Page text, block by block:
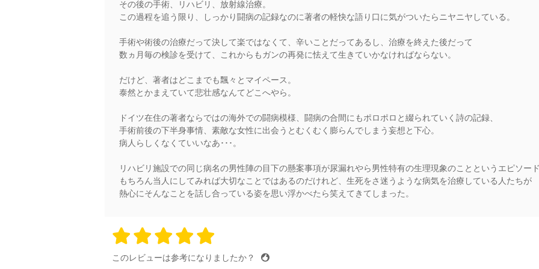
その後の手術、リハビリ、放射線治療。
この過程を追う限り、しっかり闘病の記録なのに著者の軽快な語り口に気がついたらニヤニヤしている。
手術や術後の治療だって決して楽ではなくて、辛いことだってあるし、治療を終えた後だって
数ヵ月毎の検診を受けて、これからもガンの再発に怯えて生きていかなければならない。
だけど、著者はどこまでも飄々とマイペース。
泰然とかまえていて悲壮感なんてどこへやら。
ドイツ在住の著者ならではの海外での闘病模様、闘病の合間にもポロポロと綴られていく詩の記録、
手術前後の下半身事情、素敵な女性に出会うとむくむく膨らんでしまう妄想と下心。
病人らしくなくていいなあ･･･。
リハビリ施設での同じ病名の男性陣の目下の懸案事項が尿漏れやら男性特有の生理現象のことというエピソー
もちろん当人にしてみれば大切なことではあるのだけれど、生死をさ迷うような病気を治療している人たちが
熱心にそんなことを話し合っている姿を思い浮かべたら笑えてきてしまった。
5 stars
5 stars
5 stars
5 stars
このレビューは参考になりましたか？